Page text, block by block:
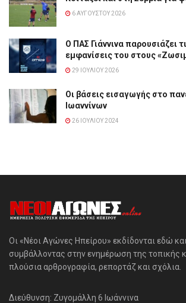
6 ΑΥΓΟΎΣΤΟΥ 2026
Ο ΠΑΣ Γιάννινα παρουσιάζει
εμφανίσεις του στους
29 ΙΟΥΛΊΟΥ 2026
Οι βάσεις εισαγωγής στο
Ιωαννίνων
26 ΙΟΥΛΊΟΥ 2024
Οι «Νέοι Αγώνες Ηπείρου» εκδίδονται εδώ
συμβάλλοντας στην ενημέρωση της τοπικής
πλούσια αρθρογραφία, ρεπορτάζ και σχόλια.
Διεύθυνση: Ζυγομάλλη 6 Ιωάννινα